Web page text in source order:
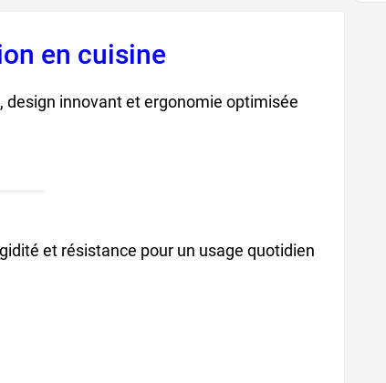
en cuisine
design innovant et ergonomie optimisée
et résistance pour un usage quotidien